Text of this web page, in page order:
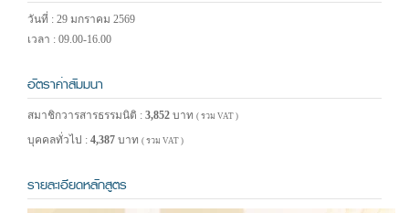
วันที่ : 29 มกราคม 2569
เวลา : 09.00-16.00
อัตราค่าสัมมนา
สมาชิกวารสารธรรมนิติ : 3,852 บาท ( รวม VAT )
บุคคลทั่วไป : 4,387 บาท ( รวม VAT )
รายละเอียดหลักสูตร